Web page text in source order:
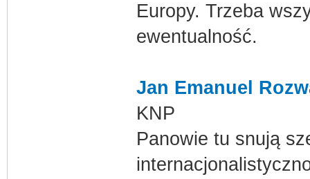
Europy. Trzeba
ewentualność.
Jan Emanuel
KNP
Panowie tu snują